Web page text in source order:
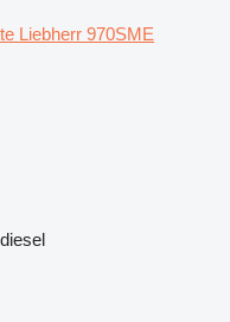
Liebherr 970SME
diesel